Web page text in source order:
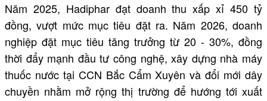
Năm 2025, Hadiphar đạt doanh thu xấp xỉ 450 tỷ
đồng, vượt mức mục tiêu đặt ra. Năm 2026, doanh
nghiệp đặt mục tiêu tăng trưởng từ 20 - 30%, đồng
thời đẩy mạnh đầu tư công nghệ, xây dựng nhà máy
thuốc nước tại CCN Bắc Cẩm Xuyên và đổi mới dây
chuyền nhằm mở rộng thị trường để hướng tới xuất